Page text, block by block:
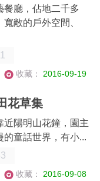
餐廳，佔地二千多
敞的戶外空間、
收藏： 2016-09-19
花草集
近陽明山花鐘，園主
的童話世界，有小...
收藏： 2016-09-08